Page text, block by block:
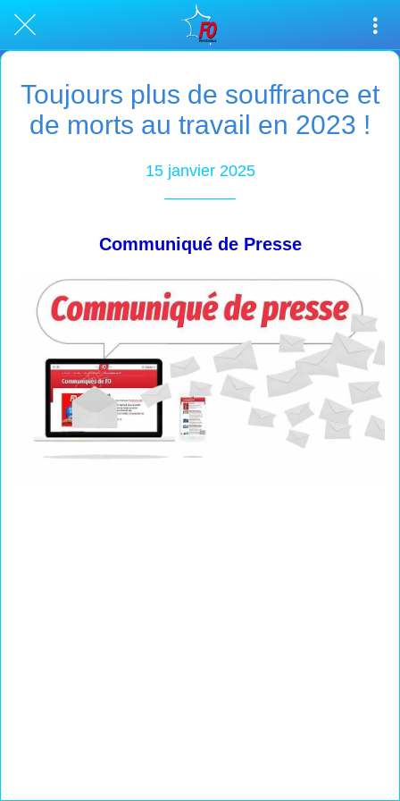
Toujours plus de souffrance et
de morts au travail en 2023 !
15 janvier 2025
Communiqué de Presse